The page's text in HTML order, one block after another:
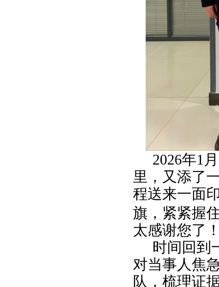
2026年1
里，又添了
程送来一面
旗，紧紧握
太感谢您了
时间回到
对当事人焦
队，梳理证